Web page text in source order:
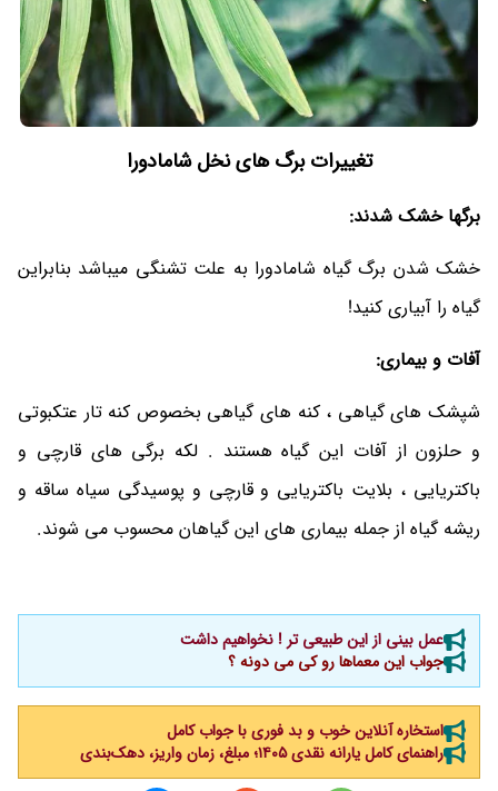
تغییرات برگ های نخل شامادورا
برگها خشک شدند:
خشک شدن برگ گیاه شامادورا به علت تشنگی میباشد بنابراین
گیاه را آبیاری کنید!
آفات و بیماری:
شپشک های گیاهی ، کنه های گیاهی بخصوص کنه تار عتکبوتی
و حلزون از آفات این گیاه هستند . لکه برگی های قارچی و
باکتریایی ، بلایت باکتریایی و قارچی و پوسیدگی سیاه ساقه و
ریشه گیاه از جمله بیماری های این گیاهان محسوب می شوند.
عمل بینی از این طبیعی تر ! نخواهیم داشت
جواب این معماها رو کی می دونه ؟
استخاره آنلاین خوب و بد فوری با جواب کامل
راهنمای کامل یارانه نقدی ۱۴۰۵؛ مبلغ، زمان واریز، دهک‌بندی